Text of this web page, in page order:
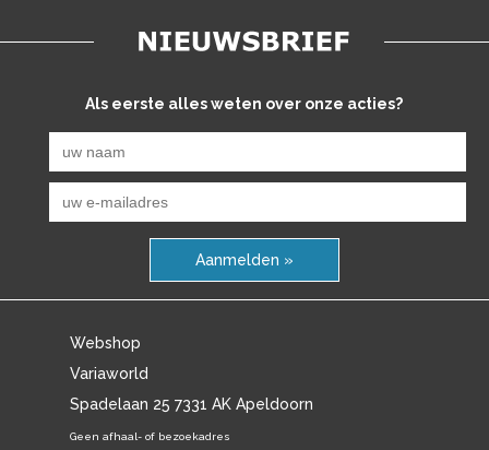
Als eerste alles weten over onze acties?
Aanmelden »
Webshop
Variaworld
Spadelaan 25 7331 AK Apeldoorn
Geen afhaal- of bezoekadres